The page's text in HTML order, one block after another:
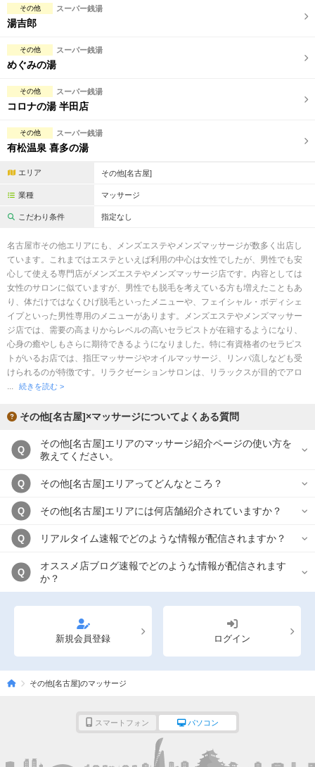
その他 スーパー銭湯
湯吉郎
その他 スーパー銭湯
めぐみの湯
その他 スーパー銭湯
コロナの湯 半田店
その他 スーパー銭湯
有松温泉 喜多の湯
エリア その他[名古屋]
業種 マッサージ
こだわり条件 指定なし
名古屋市その他エリアにも、メンズエステやメンズマッサージが数多く出店し
ています。これまではエステといえば利用の中心は女性でしたが、男性でも安
心して使える専門店がメンズエステやメンズマッサージ店です。内容としては
女性のサロンに似ていますが、男性でも脱毛を考えている方も増えたこともあ
り、体だけではなくひげ脱毛といったメニューや、フェイシャル・ボディシェ
イプといった男性専用のメニューがあります。メンズエステやメンズマッサー
ジ店では、需要の高まりからレベルの高いセラピストが在籍するようになり、
心身の癒やしもさらに期待できるようになりました。特に有資格者のセラピス
トがいるお店では、指圧マッサージやオイルマッサージ、リンパ流しなども受
けられるのが特徴です。リラクゼーションサロンは、リラックスが目的でアロ
...
続きを読む >
その他[名古屋]×マッサージについてよくある質問
Q
その他[名古屋]エリアのマッサージ紹介ページの使い方を
教えてください。
Q その他[名古屋]エリアってどんなところ？
Q その他[名古屋]エリアには何店舗紹介されていますか？
Q リアルタイム速報でどのような情報が配信されますか？
Q
オススメ店ブログ速報でどのような情報が配信されます
か？
新規会員登録 ログイン
その他[名古屋]のマッサージ
スマートフォン パソコン